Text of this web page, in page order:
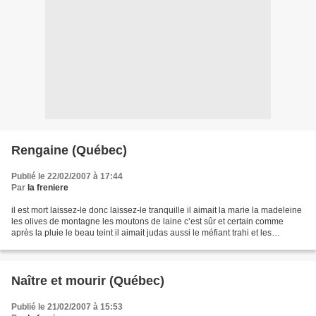
Rengaine (Québec)
Publié le 22/02/2007 à 17:44
Par la freniere
il est mort laissez-le donc laissez-le tranquille il aimait la marie la madeleine
les olives de montagne les moutons de laine c’est sûr et certain comme
après la pluie le beau teint il aimait judas aussi le méfiant trahi et les
Naître et mourir (Québec)
Publié le 21/02/2007 à 15:53